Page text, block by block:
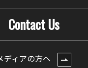
Contact Us
ディアの方へ